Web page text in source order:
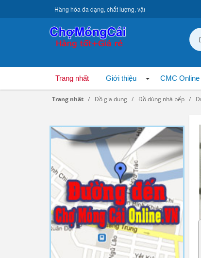
Hàng hóa đa dạng, chất lượng, vận chuyển toàn quốc.
Trang nhất Giới thiệu CMC Online
Trang nhất Đồ gia dụng Đồ dùng nhà bếp